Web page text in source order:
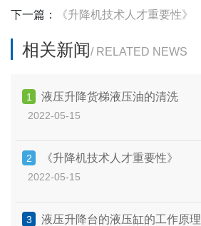
下一篇：
《升降机技术人才重要性》
相关新闻/ RELATED NEWS
1 液压升降货梯液压油的清洗
2022-05-15
2 《升降机技术人才重要性》
2022-05-15
3 液压升降台的液压缸的工作原理